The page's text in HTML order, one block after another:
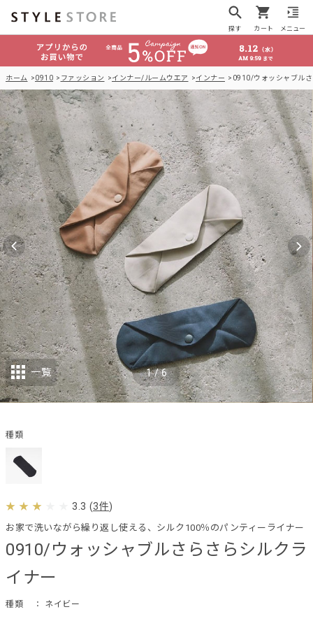
探す カート メニュー
ホーム 0910 ファッション インナー/ルームウエア インナー 0910/ウォッシャブル
0910/ウォッシャブルさらさらシルクラ
イナー
お家で洗いながら繰り返し使える、シルク100％のパンティーライナー
種類 ： ネイビー
3.3 (3件)
1/6
一覧
種類